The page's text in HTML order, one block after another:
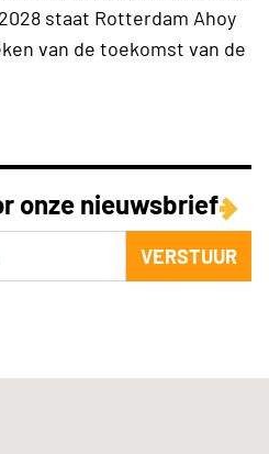
staat Rotterdam Ahoy
van de toekomst van de
onze nieuwsbrief
VERSTUUR